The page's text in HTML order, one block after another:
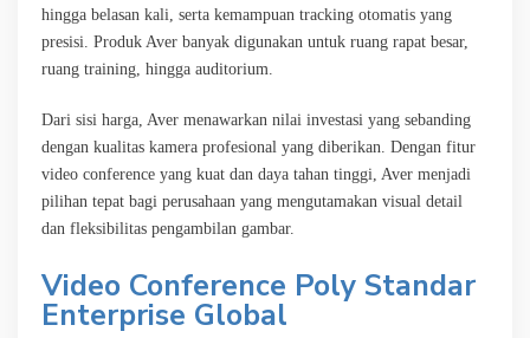
hingga belasan kali, serta kemampuan tracking otomatis yang
presisi. Produk Aver banyak digunakan untuk ruang rapat besar,
ruang training, hingga auditorium.
Dari sisi harga, Aver menawarkan nilai investasi yang sebanding
dengan kualitas kamera profesional yang diberikan. Dengan fitur
video conference yang kuat dan daya tahan tinggi, Aver menjadi
pilihan tepat bagi perusahaan yang mengutamakan visual detail
dan fleksibilitas pengambilan gambar.
Video Conference Poly Standar
Enterprise Global